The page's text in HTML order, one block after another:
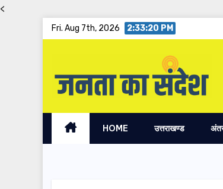
<
Fri. Aug 7th, 2026 2:33:21 PM
HOME उत्तराखण्ड